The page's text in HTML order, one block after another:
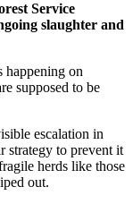
Service
slaughter and
happening on
supposed to be
escalation in
strategy to prevent it
herds like those
out.